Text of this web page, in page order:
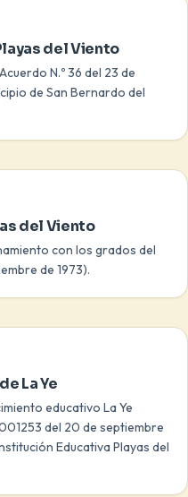
del Viento
N.º 36 del 23 de
de San Bernardo del
del Viento
con los grados del
de 1973).
La Ye
educativo La Ye
del 20 de septiembre
Educativa Playas del